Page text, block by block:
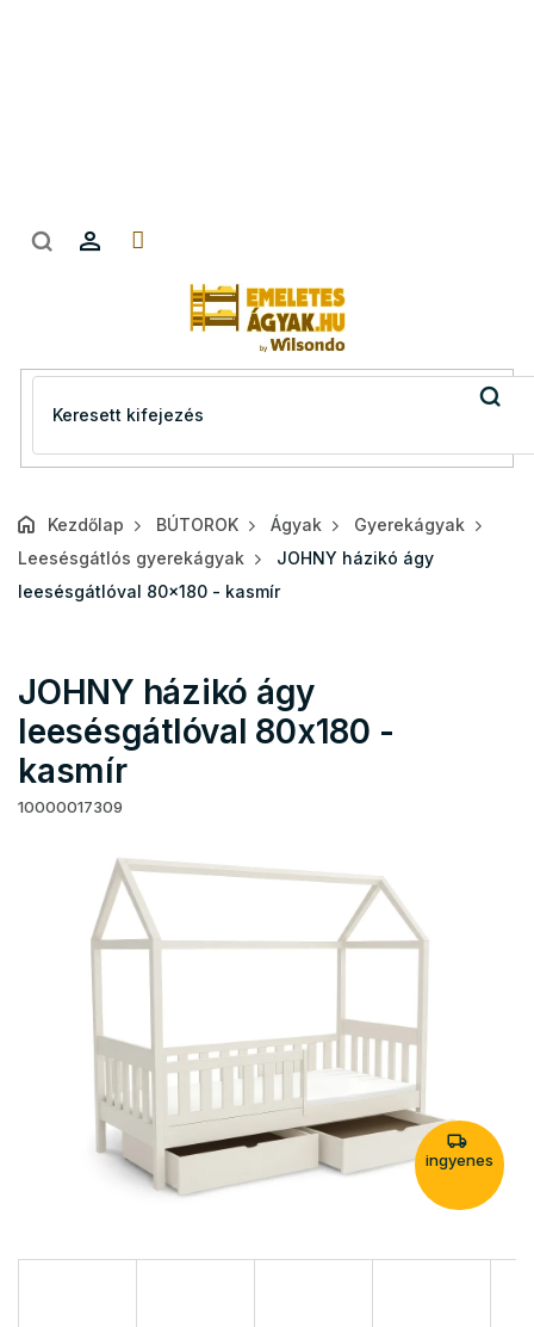
Kezdőlap BÚTOROK Ágyak
Gyerekágyak
Leesésgátlós gyerekágyak
JOHNY házikó ágy
leesésgátlóval 80x180 - kasmír
JOHNY házikó ágy
leesésgátlóval 80x180 -
kasmír
10000017309
ingyenes